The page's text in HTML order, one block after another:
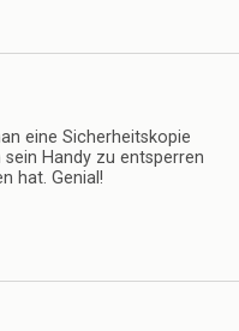
eine Sicherheitskopie
Handy zu entsperren
hat. Genial!